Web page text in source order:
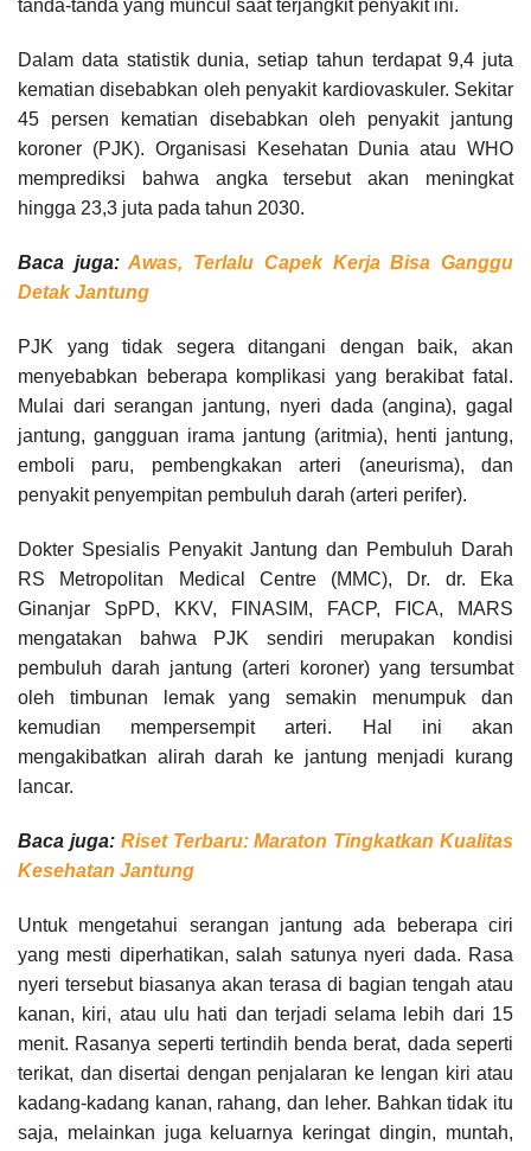
tanda-tanda yang muncul saat terjangkit penyakit ini.
Dalam data statistik dunia, setiap tahun terdapat 9,4 juta
kematian disebabkan oleh penyakit kardiovaskuler. Sekitar
45 persen kematian disebabkan oleh penyakit jantung
koroner (PJK). Organisasi Kesehatan Dunia atau WHO
memprediksi bahwa angka tersebut akan meningkat
hingga 23,3 juta pada tahun 2030.
Baca juga:Awas, Terlalu Capek Kerja Bisa Ganggu
Detak Jantung
PJK yang tidak segera ditangani dengan baik, akan
menyebabkan beberapa komplikasi yang berakibat fatal.
Mulai dari serangan jantung, nyeri dada (angina), gagal
jantung, gangguan irama jantung (aritmia), henti jantung,
emboli paru, pembengkakan arteri (aneurisma), dan
penyakit penyempitan pembuluh darah (arteri perifer).
Dokter Spesialis Penyakit Jantung dan Pembuluh Darah
RS Metropolitan Medical Centre (MMC), Dr. dr. Eka
Ginanjar SpPD, KKV, FINASIM, FACP, FICA, MARS
mengatakan bahwa PJK sendiri merupakan kondisi
pembuluh darah jantung (arteri koroner) yang tersumbat
oleh timbunan lemak yang semakin menumpuk dan
kemudian mempersempit arteri. Hal ini akan
mengakibatkan alirah darah ke jantung menjadi kurang
lancar.
Baca juga: Riset Terbaru: Maraton Tingkatkan Kualitas
Kesehatan Jantung
Untuk mengetahui serangan jantung ada beberapa ciri
yang mesti diperhatikan, salah satunya nyeri dada. Rasa
nyeri tersebut biasanya akan terasa di bagian tengah atau
kanan, kiri, atau ulu hati dan terjadi selama lebih dari 15
menit. Rasanya seperti tertindih benda berat, dada seperti
terikat, dan disertai dengan penjalaran ke lengan kiri atau
kadang-kadang kanan, rahang, dan leher. Bahkan tidak itu
saja, melainkan juga keluarnya keringat dingin, muntah,